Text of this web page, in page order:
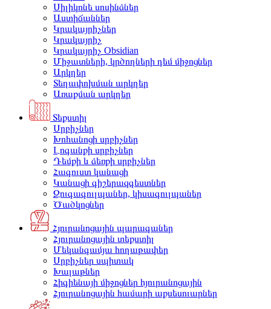
Սիլիկոնե սոսինձներ
Աստիճաններ
Կրակայրիչներ
Կրակայրիչ
Կրակայրիչ Obsidian
Միջատների, կրծողների դեմ միջոցներ
Արկղեր
Տեղափոխման արկղեր
Առաքման արկղեր
Տեքստիլ
Սրբիչներ
Խոհանոցի սրբիչներ
Լոգանքի սրբիչներ
Դեմքի և ձեռքի սրբիչներ
Հագուստ կանացի
Կանացի գիշերազգեստներ
Զուգագուլպաներ, կիսագուլպաներ
Ծածկոցներ
Հյուրանոցային պարագաներ
Հյուրանոցային տեքստիլ
Մեկանգամյա հողաթափեր
Սրբիչներ սպիտակ
Խալաթներ
Հիգիենայի միջոցներ հյուրանոցային
Հյուրանոցային համարի աքսեսուարներ